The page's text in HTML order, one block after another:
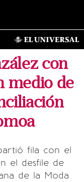
con
medio de
fila con el
el desfile de
de la Moda